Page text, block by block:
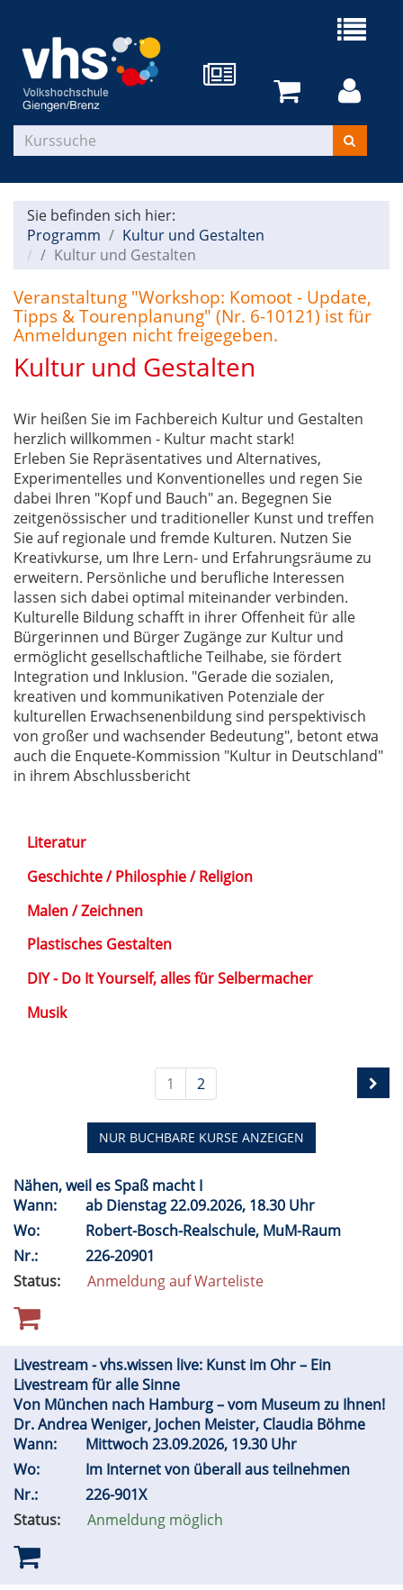
Sie befinden sich hier:
Programm
Kultur und Gestalten
Kultur und Gestalten
Veranstaltung "Workshop: Komoot - Update,
Tipps & Tourenplanung" (Nr. 6-10121) ist für
Anmeldungen nicht freigegeben.
Kultur und Gestalten
Wir heißen Sie im Fachbereich Kultur und Gestalten
herzlich willkommen - Kultur macht stark!
Erleben Sie Repräsentatives und Alternatives,
Experimentelles und Konventionelles und regen Sie
dabei Ihren "Kopf und Bauch" an. Begegnen Sie
zeitgenössischer und traditioneller Kunst und treffen
Sie auf regionale und fremde Kulturen. Nutzen Sie
Kreativkurse, um Ihre Lern- und Erfahrungsräume zu
erweitern. Persönliche und berufliche Interessen
lassen sich dabei optimal miteinander verbinden.
Kulturelle Bildung schafft in ihrer Offenheit für alle
Bürgerinnen und Bürger Zugänge zur Kultur und
ermöglicht gesellschaftliche Teilhabe, sie fördert
Integration und Inklusion. "Gerade die sozialen,
kreativen und kommunikativen Potenziale der
kulturellen Erwachsenenbildung sind perspektivisch
von großer und wachsender Bedeutung", betont etwa
auch die Enquete-Kommission "Kultur in Deutschland"
in ihrem Abschlussbericht
Literatur
Geschichte / Philosphie / Religion
Malen / Zeichnen
Plastisches Gestalten
DIY - Do It Yourself, alles für Selbermacher
Musik
1 2
NUR BUCHBARE KURSE ANZEIGEN
Nähen, weil es Spaß macht I
Wann:
ab Dienstag 22.09.2026, 18.30 Uhr
Wo:
Robert-Bosch-Realschule, MuM-Raum
Nr.:
226-20901
Status:
Anmeldung auf Warteliste
Livestream - vhs.wissen live: Kunst im Ohr – Ein
Livestream für alle Sinne
Von München nach Hamburg – vom Museum zu Ihnen!
Dr. Andrea Weniger, Jochen Meister, Claudia Böhme
Wann:
Mittwoch 23.09.2026, 19.30 Uhr
Wo:
Im Internet von überall aus teilnehmen
Nr.:
226-901X
Status:
Anmeldung möglich